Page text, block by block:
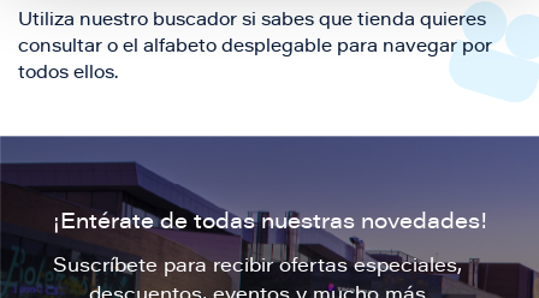
Utiliza nuestro buscador si sabes que tienda quieres
consultar o el alfabeto desplegable para navegar por
todos ellos.
¡Entérate de todas nuestras novedades!
Suscríbete para recibir ofertas especiales,